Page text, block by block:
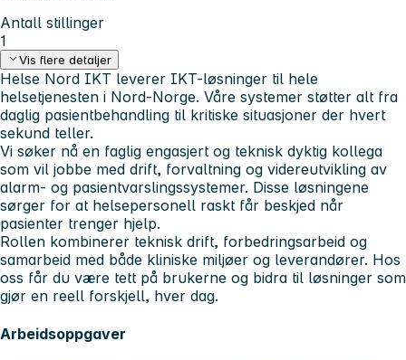
Antall stillinger
1
Vis flere detaljer
Helse Nord IKT leverer IKT-løsninger til hele
helsetjenesten i Nord-Norge. Våre systemer støtter alt fra
daglig pasientbehandling til kritiske situasjoner der hvert
sekund teller.
Vi søker nå en faglig engasjert og teknisk dyktig kollega
som vil jobbe med drift, forvaltning og videreutvikling av
alarm- og pasientvarslingssystemer. Disse løsningene
sørger for at helsepersonell raskt får beskjed når
pasienter trenger hjelp.
Rollen kombinerer teknisk drift, forbedringsarbeid og
samarbeid med både kliniske miljøer og leverandører. Hos
oss får du være tett på brukerne og bidra til løsninger som
gjør en reell forskjell, hver dag.
Arbeidsoppgaver